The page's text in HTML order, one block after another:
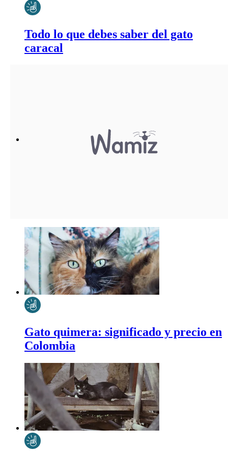
Todo lo que debes saber del gato
caracal
Gato quimera: significado y precio en
Colombia